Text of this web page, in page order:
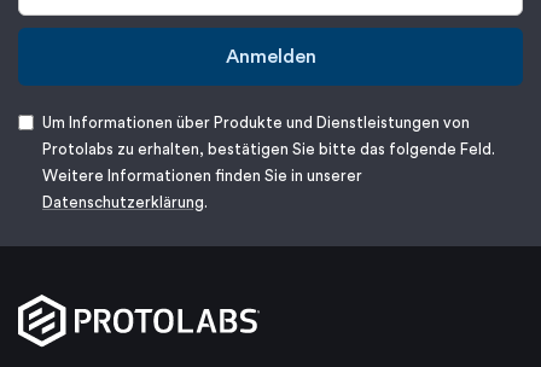
Anmelden
Um Informationen über Produkte und Dienstleistungen von
Protolabs zu erhalten, bestätigen Sie bitte das folgende Feld.
Weitere Informationen finden Sie in unserer
Datenschutzerklärung.